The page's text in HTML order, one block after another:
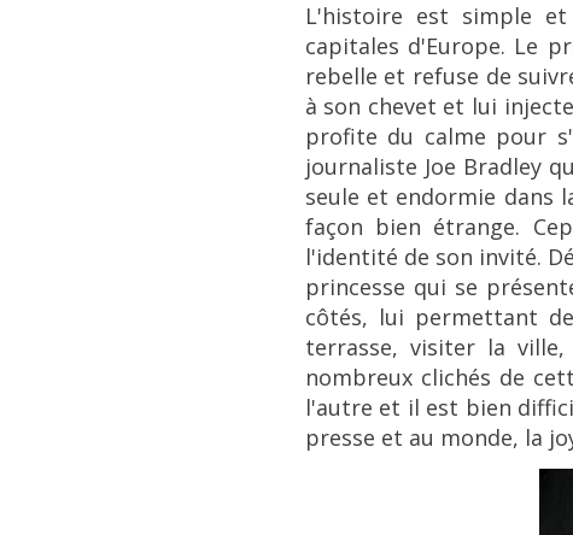
L'histoire est simple et
capitales d'Europe. Le
rebelle et refuse de
à son chevet et lui
profite du calme pour
journaliste Joe Bradley
seule et endormie dans
façon bien étrange.
l'identité de son invité.
princesse qui se
côtés, lui permettant
terrasse, visiter la
nombreux clichés de
l'autre et il est bien
presse et au monde, la